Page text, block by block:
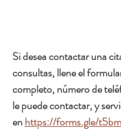
Si desea contactar una
consultas, llene el
completo, número de
le puede contactar, y
en https://forms.gle/